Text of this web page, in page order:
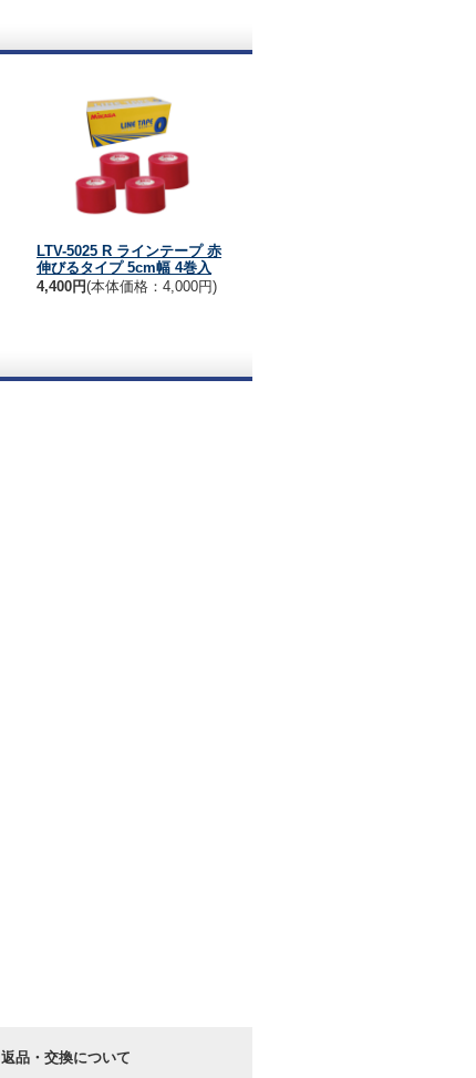
LTV-5025 R ラインテープ 赤
伸びるタイプ 5cm幅 4巻入
4,400円(本体価格：4,000円)
返品・交換について